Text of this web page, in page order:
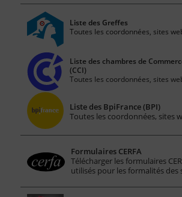
Liste des Greffes
Toutes les coordonnées, sites
Liste des chambres de
(CCI)
Toutes les coordonnées, sites
Liste des BpiFrance (BPI)
Toutes les coordonnées, sites
Formulaires CERFA
Télécharger les formulaires
utilisés pour les formalités des